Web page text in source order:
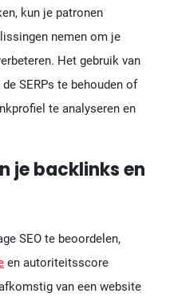
kun je patronen
nemen om je
Het gebruik van
SERPs te behouden of
te analyseren en
je backlinks en
SEO te beoordelen,
en autoriteitsscore
van een website